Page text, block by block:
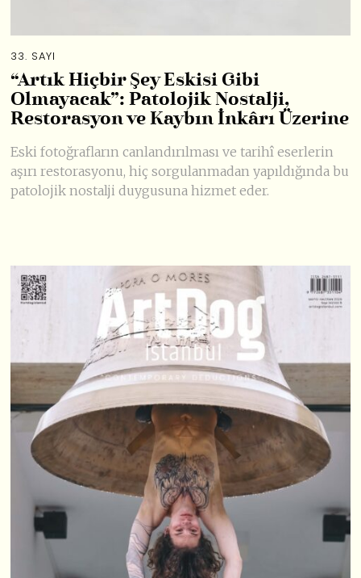
33. SAYI
“Artık Hiçbir Şey Eskisi Gibi
Olmayacak”: Patolojik Nostalji,
Restorasyon ve Kaybın İnkârı Üzerine
Eski fotoğrafların canlandırılması ve tarihî eserlerin
aşırı restorasyonu, hiç sorgulanmadan yapıldığında bu
patolojik nostalji duygusuna hizmet eder.